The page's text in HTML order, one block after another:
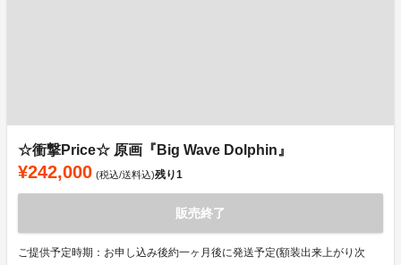
☆衝撃Price☆ 原画『Big Wave Dolphin』
¥242,000 (税込/送料込)残り1
販売終了
ご提供予定時期：お申し込み後約一ヶ月後に発送予定(額装出来上がり次